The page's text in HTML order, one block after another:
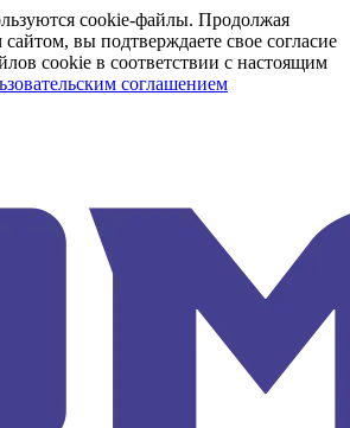
cookie-файлы. Продолжая
вы подтверждаете свое согласие
cookie в соответствии с настоящим
соглашением